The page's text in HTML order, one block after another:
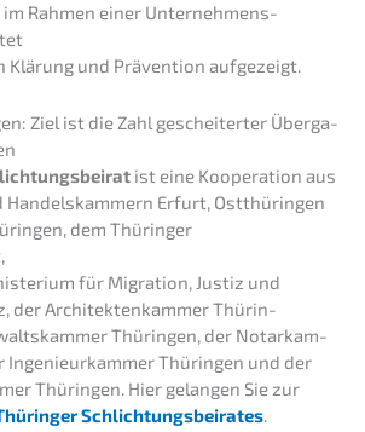
Rahmen einer Unternehmens­
Klärung und Präven­ti­on aufgezeigt.
Ziel ist die Zahl geschei­ter­ter Überga­
ist eine Koope­ra­ti­on aus
Erfurt, Ostthü­rin­gen
dem Thürin­ger
für Migra­ti­on, Justiz und
der Archi­tek­ten­kam­mer Thürin­
Thürin­gen, der Notar­kam­
Ingenieur­kam­mer Thürin­gen und der
Thürin­gen. Hier gelan­gen Sie zur
Schlich­tungs­bei­ra­tes.